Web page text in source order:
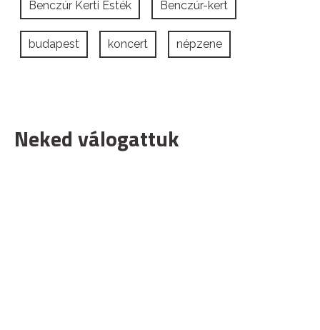
Benczúr Kerti Esték Benczúr-kert
budapest koncert népzene
Neked válogattuk